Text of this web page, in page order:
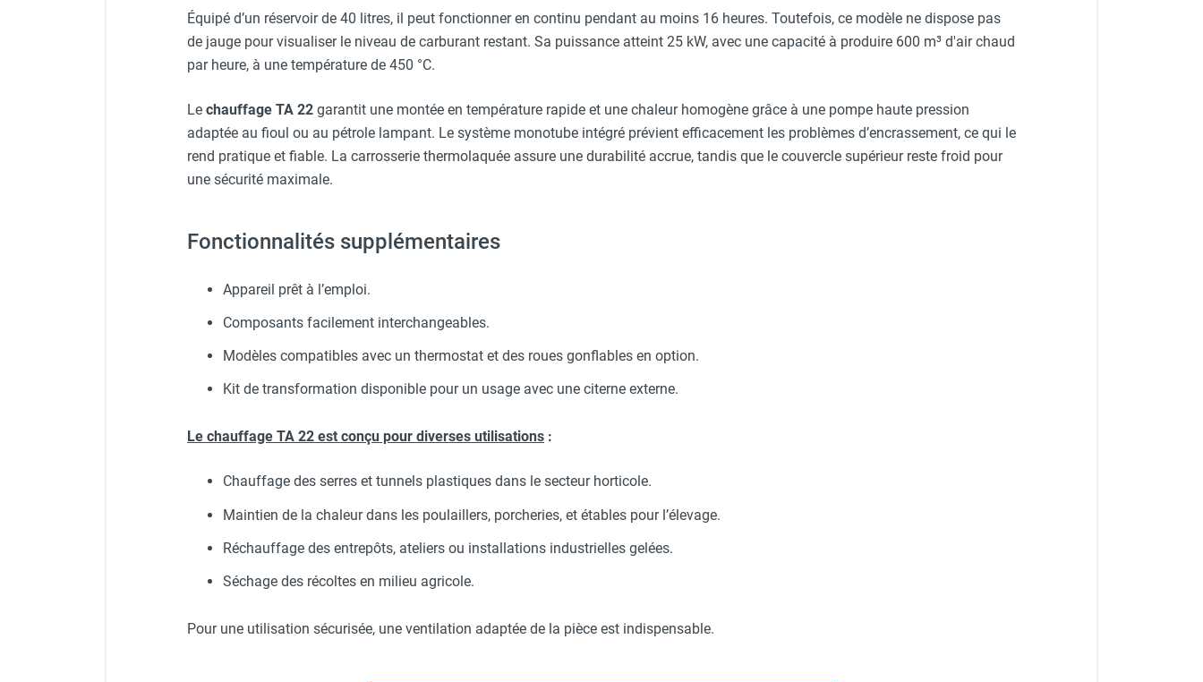
Chauffage au fioul à raccorder sur
Aérotherme au fioul
Chauffage d'atelier fixe avec brûleur
Chauffage d'atelier suspendu
Chauffage suspendu au fioul
Chauffage FARM au gaz
Chaudière fixe à eau
Aérotherme électrique
Aérotherme au gaz
Aérotherme au fioul
Aérotherme pompe à chaleur
Chauffage mobile électrique, fioul et
Chauffage électrique soufflant
Chauffage haute température pour
punaises de lit
Cuve acier mobile VET 700 litres avec réservoir intérieur en PEHD - THERMOBILE
Besoin d’aide ? Notre service commercial peut vous accompagner.
Télécharger la vue éclatée (PDF)
Thermostat refroidissement pour TA 22 - THERMOBILE
Prise coupe circuit (sur appareil) - THERMOBILE
Lunettes de protection PRO - HUSQVARNA
Veste de chantier PE10J - Taille S - HUSQVARNA
Casque de protection blanc avec protège-menton Smartguard PE 10H - HUSQVARNA
Équipé d’un réservoir de 40 litres, il peut fonctionner en continu pendant au moins 16 heures. Toutefois, ce modèle ne dispose pas
de jauge pour visualiser le niveau de carburant restant. Sa puissance atteint 25 kW, avec une capacité à produire 600 m³ d'air chaud
par heure, à une température de 450 °C.
Le chauffage TA 22 garantit une montée en température rapide et une chaleur homogène grâce à une pompe haute pression
adaptée au fioul ou au pétrole lampant. Le système monotube intégré prévient efficacement les problèmes d’encrassement, ce qui le
rend pratique et fiable. La carrosserie thermolaquée assure une durabilité accrue, tandis que le couvercle supérieur reste froid pour
une sécurité maximale.
Fonctionnalités supplémentaires
Appareil prêt à l’emploi.
Composants facilement interchangeables.
Modèles compatibles avec un thermostat et des roues gonflables en option.
Kit de transformation disponible pour un usage avec une citerne externe.
Le chauffage TA 22 est conçu pour diverses utilisations :
Chauffage des serres et tunnels plastiques dans le secteur horticole.
Maintien de la chaleur dans les poulaillers, porcheries, et étables pour l’élevage.
Réchauffage des entrepôts, ateliers ou installations industrielles gelées.
Séchage des récoltes en milieu agricole.
Pour une utilisation sécurisée, une ventilation adaptée de la pièce est indispensable.